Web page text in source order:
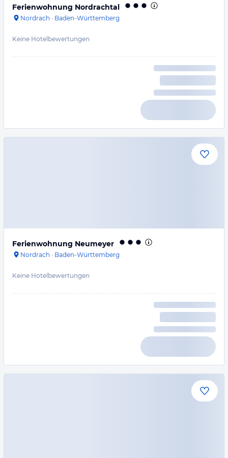
Ferienwohnung Nordrachtal
Nordrach · Baden-Württemberg
Keine Hotelbewertungen
Ferienwohnung Neumeyer
Nordrach · Baden-Württemberg
Keine Hotelbewertungen